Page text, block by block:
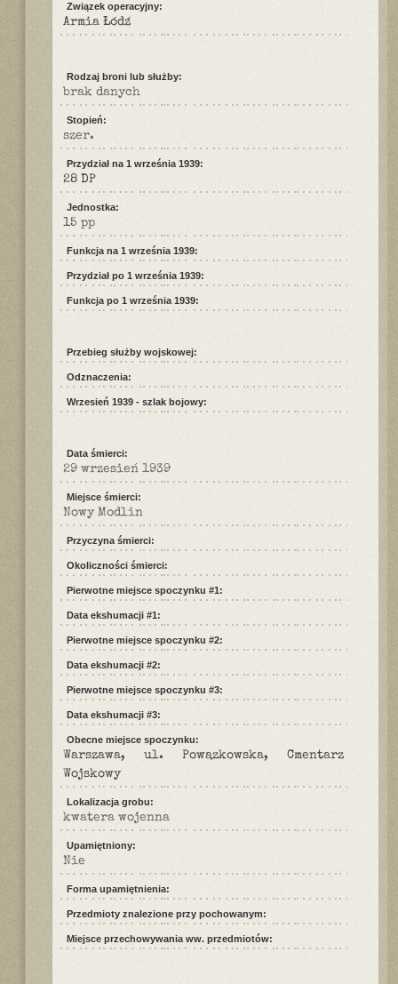
Związek operacyjny:
Armia Łódź
Rodzaj broni lub służby:
brak danych
Stopień:
szer.
Przydział na 1 września 1939:
28 DP
Jednostka:
15 pp
Funkcja na 1 września 1939:
Przydział po 1 września 1939:
Funkcja po 1 września 1939:
Przebieg służby wojskowej:
Odznaczenia:
Wrzesień 1939 - szlak bojowy:
Data śmierci:
29 wrzesień 1939
Miejsce śmierci:
Nowy Modlin
Przyczyna śmierci:
Okoliczności śmierci:
Pierwotne miejsce spoczynku #1:
Data ekshumacji #1:
Pierwotne miejsce spoczynku #2:
Data ekshumacji #2:
Pierwotne miejsce spoczynku #3:
Data ekshumacji #3:
Obecne miejsce spoczynku:
Warszawa, ul. Powązkowska, Cmentarz
Wojskowy
Lokalizacja grobu:
kwatera wojenna
Upamiętniony:
Nie
Forma upamiętnienia:
Przedmioty znalezione przy pochowanym:
Miejsce przechowywania ww. przedmiotów: